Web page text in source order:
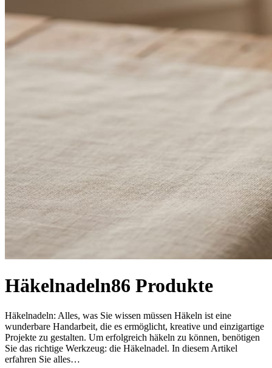
Häkelnadeln86 Produkte
Häkelnadeln: Alles, was Sie wissen müssen Häkeln ist eine
wunderbare Handarbeit, die es ermöglicht, kreative und einzigartige
Projekte zu gestalten. Um erfolgreich häkeln zu können, benötigen
Sie das richtige Werkzeug: die Häkelnadel. In diesem Artikel
erfahren Sie alles…